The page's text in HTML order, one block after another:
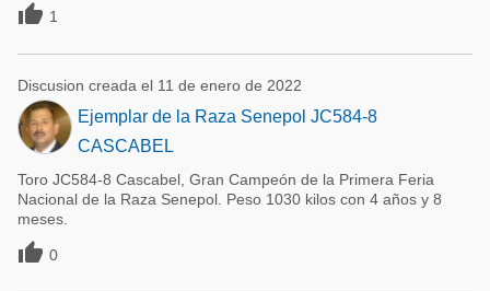
 1
Discusion creada el 11 de enero de 2022
Ejemplar de la Raza Senepol JC584-8
CASCABEL
Toro JC584-8 Cascabel, Gran Campeón de la Primera Feria
Nacional de la Raza Senepol. Peso 1030 kilos con 4 años y 8
meses.
 0